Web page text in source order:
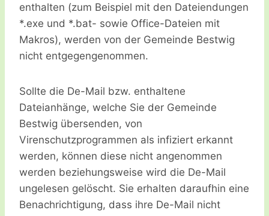
enthalten (zum Beispiel mit den Dateiendungen
*.exe und *.bat- sowie Office-Dateien mit
Makros), werden von der Gemeinde Bestwig
nicht entgegengenommen.
Sollte die De-Mail bzw. enthaltene
Dateianhänge, welche Sie der Gemeinde
Bestwig übersenden, von
Virenschutzprogrammen als infiziert erkannt
werden, können diese nicht angenommen
werden beziehungsweise wird die De-Mail
ungelesen gelöscht. Sie erhalten daraufhin eine
Benachrichtigung, dass ihre De-Mail nicht